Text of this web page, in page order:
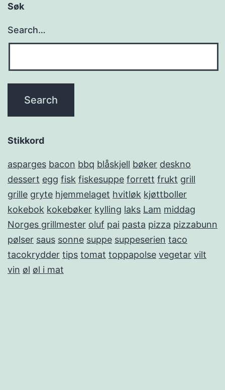
Søk
Search…
Stikkord
asparges bacon bbq blåskjell bøker deskno
dessert egg fisk fiskesuppe forrett frukt grill
grille gryte hjemmelaget hvitløk kjøttboller
kokebok kokebøker kylling laks Lam middag
Norges grillmester oluf pai pasta pizza pizzabunn
pølser saus sonne suppe suppeserien taco
tacokrydder tips tomat toppapolse vegetar vilt
vin øl øl i mat